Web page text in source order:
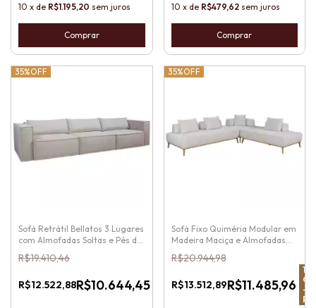
10 x de R$1.195,20 sem juros
Comprar
10 x de R$479,62 sem juros
Comprar
35%OFF
Sofá Retrátil Bellatos 3 Lugares
com Almofadas Soltas e Pés de
Madeira
R$19.410,46
R$12.522,88R$10.644,45
OFF
35%OFF
Sofá Fixo Quiméria Modular em
Madeira Maciça e Almofadas
Soltas com Encosto
R$20.944,98
R$13.512,89R$11.485,96
15
-
Pix